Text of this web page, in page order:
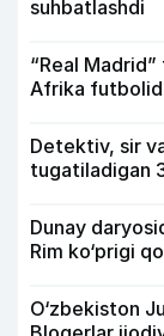
suhbatlashdi
“Real
Afrika
Detektiv, sir
tugatiladigan
Dunay
Rim ko‘prigi
O‘zbekiston